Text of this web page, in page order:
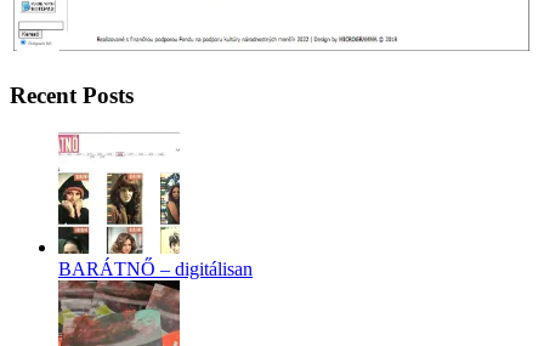
Recent Posts
BARÁTNŐ – digitálisan